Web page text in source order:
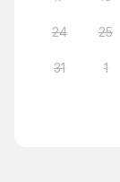
24 25
31 1